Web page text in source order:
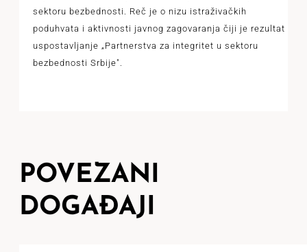
sektoru bezbednosti. Reč je o nizu istraživačkih
poduhvata i aktivnosti javnog zagovaranja čiji je rezultat
uspostavljanje „Partnerstva za integritet u sektoru
bezbednosti Srbije".
POVEZANI
DOGAĐAJI